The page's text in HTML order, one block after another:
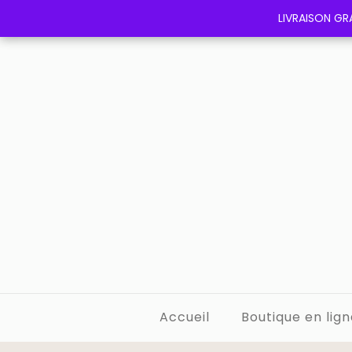
Accueil Boutique en
LIVRAISON
LIVRAISON